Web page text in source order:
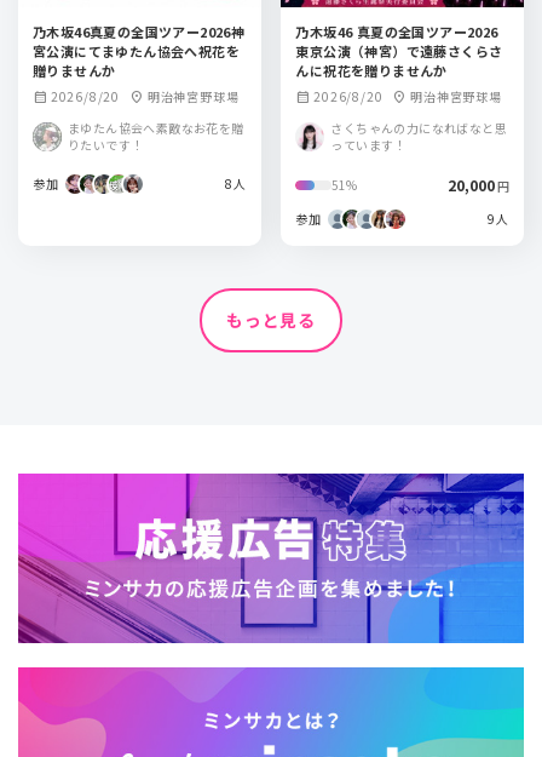
乃木坂46真夏の全国ツアー2026神
宮公演にてまゆたん協会へ祝花を
贈りませんか
calendar_month 2026/8/20 location_on 明治神宮野球場
まゆたん協会へ素敵なお花を贈
りたいです！
参加 8人
乃木坂46 真夏の全国ツアー2026
東京公演（神宮）で遠藤さくらさ
んに祝花を贈りませんか
calendar_month 2026/8/20 location_on 明治神宮野球場
さくちゃんの力になればなと思
っています！
51% 20,000円
参加
9人
もっと見る